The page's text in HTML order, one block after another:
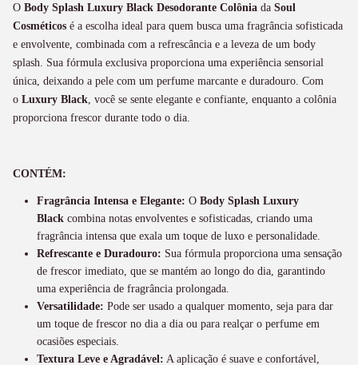
O Body Splash Luxury Black Desodorante Colônia da Soul
Cosméticos é a escolha ideal para quem busca uma fragrância sofisticada
e envolvente, combinada com a refrescância e a leveza de um body
splash. Sua fórmula exclusiva proporciona uma experiência sensorial
única, deixando a pele com um perfume marcante e duradouro. Com
o Luxury Black, você se sente elegante e confiante, enquanto a colônia
proporciona frescor durante todo o dia.
CONTÉM:
Fragrância Intensa e Elegante: O Body Splash Luxury
Black combina notas envolventes e sofisticadas, criando uma
fragrância intensa que exala um toque de luxo e personalidade.
Refrescante e Duradouro: Sua fórmula proporciona uma sensação
de frescor imediato, que se mantém ao longo do dia, garantindo
uma experiência de fragrância prolongada.
Versatilidade: Pode ser usado a qualquer momento, seja para dar
um toque de frescor no dia a dia ou para realçar o perfume em
ocasiões especiais.
Textura Leve e Agradável: A aplicação é suave e confortável,